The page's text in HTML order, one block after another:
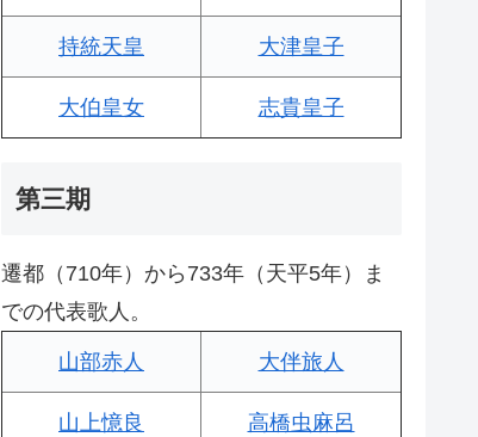
持統天皇 大津皇子
大伯皇女 志貴皇子
第三期
遷都（710年）から733年（天平5年）ま
での代表歌人。
山部赤人 大伴旅人
山上憶良 高橋虫麻呂